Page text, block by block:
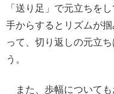
「送り足」で元立ちを
手からするとリズムが
って、切り返しの元立
う。
また、歩幅についても